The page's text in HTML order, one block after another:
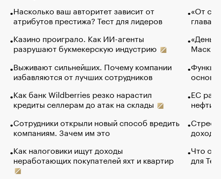
Насколько ваш авторитет зависит от
атрибутов престижа? Тест для лидеров
Казино проиграло. Как ИИ-агенты
разрушают букмекерскую индустрию
Выживают сильнейших. Почему компании
избавляются от лучших сотрудников
Как банк Wildberries резко нарастил
кредиты селлерам до атак на склады
Сотрудники открыли новый способ вредить
компаниям. Зачем им это
Как налоговики ищут доходы
неработающих покупателей яхт и квартир
«От
глава
Маск в
основ
ЕС
нефти
Что
для